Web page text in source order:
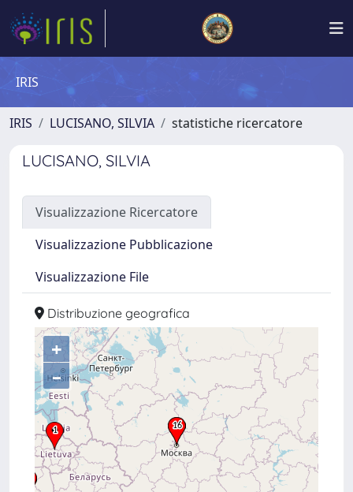
IRIS
IRIS LUCISANO, SILVIA statistiche ricercatore
LUCISANO, SILVIA
Visualizzazione Ricercatore
Visualizzazione Pubblicazione
Visualizzazione File
Distribuzione geografica
+
–